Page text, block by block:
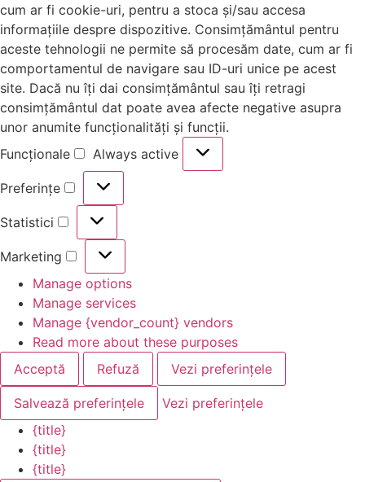
cum ar fi cookie-uri, pentru a stoca și/sau accesa
informațiile despre dispozitive. Consimțământul pentru
aceste tehnologii ne permite să procesăm date, cum ar fi
comportamentul de navigare sau ID-uri unice pe acest
site. Dacă nu îți dai consimțământul sau îți retragi
consimțământul dat poate avea afecte negative asupra
unor anumite funcționalități și funcții.
Funcționale
Always active
Preferințe
Statistici
Marketing
Manage options
Manage services
Manage {vendor_count} vendors
Read more about these purposes
Acceptă
Refuză Vezi preferințele
Salvează preferințele
Vezi preferințele
{title}
{title}
{title}